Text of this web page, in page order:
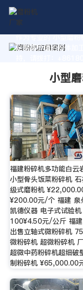
作为专业的 小型磨
定制高价值的粉体加
小型
福建粉碎机多功能白云
小型骨头饭菜粉碎机
级式磨粉机
¥200.00元/个 福建 泉
凯德仪器 电子式试验
100¥4.50元/公斤 福
出售立轴式微粉碎机
微粉碎机 超微粉碎机
超微中药粉碎机超细破
制粉碎机 ¥65,000.00